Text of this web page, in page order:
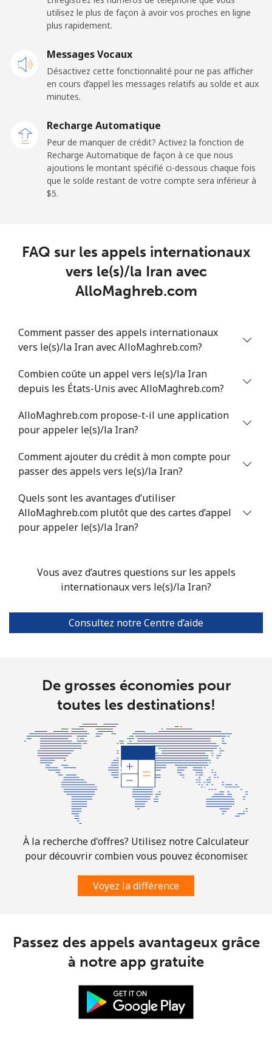
⁦34.5¢⁩ 14 min pour ⁦$5⁩ -
Iraq
Ligne fixe ⁦26.9¢⁩ 18 min pour ⁦$5⁩ -
Ireland
Ligne fixe ⁦1.6¢⁩
312 min pour
-
⁦4.9¢⁩
102 min pour
Mobile ⁦13.9¢⁩ 35 min pour ⁦$5⁩
Italy
⁦$5⁩
⁦$5⁩
Ligne fixe ⁦58.9¢⁩ 8 min pour ⁦$5⁩
utilisez le plus de façon à avoir vos proches en ligne
plus rapidement.
Messages Vocaux
Désactivez cette fonctionnalité pour ne pas afficher
en cours d’appel les messages relatifs au solde et aux
minutes.
Recharge Automatique
Peur de manquer de crédit? Activez la fonction de
Recharge Automatique de façon à ce que nous
ajoutions le montant spécifié ci-dessous chaque fois
que le solde restant de votre compte sera inférieur à
⁦$5⁩.
FAQ sur les appels internationaux
vers le(s)/la Iran avec
AlloMaghreb.com
Comment passer des appels internationaux
vers le(s)/la Iran avec AlloMaghreb.com?
Combien coûte un appel vers le(s)/la Iran
depuis les États-Unis avec AlloMaghreb.com?
AlloMaghreb.com propose-t-il une application
pour appeler le(s)/la Iran?
Comment ajouter du crédit à mon compte pour
passer des appels vers le(s)/la Iran?
Quels sont les avantages d’utiliser
AlloMaghreb.com plutôt que des cartes d’appel
pour appeler le(s)/la Iran?
Vous avez d’autres questions sur les appels
internationaux vers le(s)/la Iran?
Consultez notre Centre d’aide
De grosses économies pour
toutes les destinations!
À la recherche d'offres? Utilisez notre Calculateur
pour découvrir combien vous pouvez économiser.
Voyez la différence
Passez des appels avantageux grâce
à notre app gratuite